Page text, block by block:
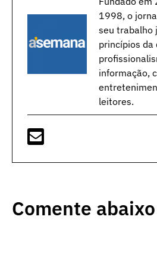
1998, o
seu trabalho
princípios da
informação,
leitores.
Comente abaixo